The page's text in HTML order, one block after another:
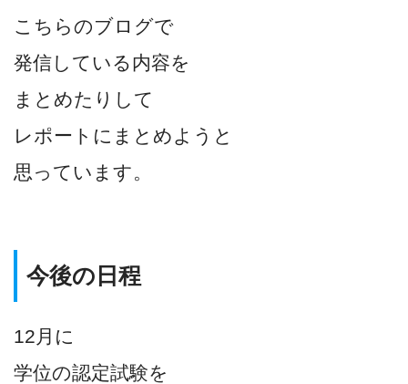
こちらのブログで
発信している内容を
まとめたりして
レポートにまとめようと
思っています。
今後の日程
12月に
学位の認定試験を